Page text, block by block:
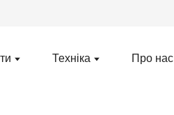
Техніка Про нас